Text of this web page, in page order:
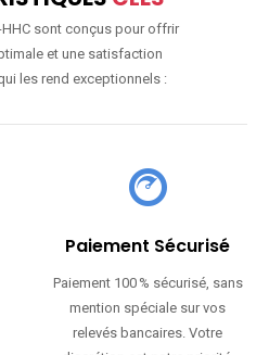
sont conçus pour offrir
et une satisfaction
les rend exceptionnels :
Paiement Sécurisé
Paiement 100 % sécurisé, sans
mention spéciale sur vos
relevés bancaires. Votre